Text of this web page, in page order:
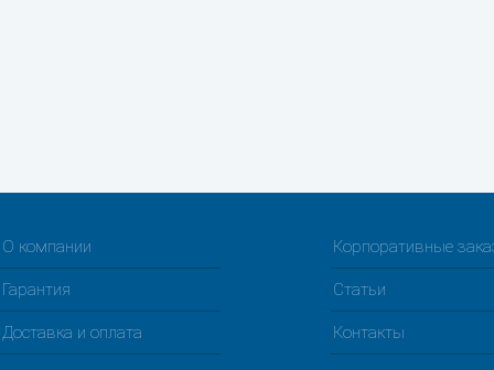
О компании Корпоративные
Гарантия Статьи
Доставка и оплата Контакты